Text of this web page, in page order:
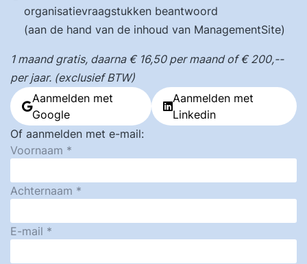
organisatievraagstukken beantwoord
(aan de hand van de inhoud van ManagementSite)
1 maand gratis, daarna € 16,50 per maand of € 200,--
per jaar. (exclusief BTW)
Aanmelden met
Google
Aanmelden met
Linkedin
Of aanmelden met e-mail:
Voornaam
Achternaam
E-mail